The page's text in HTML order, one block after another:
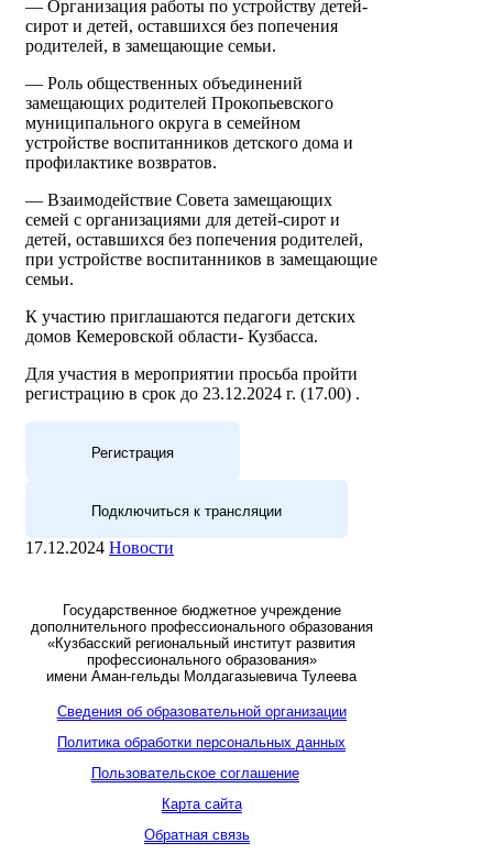
— Организация работы по устройству детей-
сирот и детей, оставшихся без попечения
родителей, в замещающие семьи.
— Роль общественных объединений
замещающих родителей Прокопьевского
муниципального округа в семейном
устройстве воспитанников детского дома и
профилактике возвратов.
— Взаимодействие Совета замещающих
семей с организациями для детей-сирот и
детей, оставшихся без попечения родителей,
при устройстве воспитанников в замещающие
семьи.
К участию приглашаются педагоги детских
домов Кемеровской области- Кузбасса.
Для участия в мероприятии просьба пройти
регистрацию в срок до 23.12.2024 г. (17.00) .
Регистрация
Подключиться к трансляции
17.12.2024 Новости
Государственное бюджетное учреждение
дополнительного профессионального образования
«Кузбасский региональный институт развития
профессионального образования»
имени Аман-гельды Молдагазыевича Тулеева
Сведения об образовательной организации
Политика обработки персональных данных
Пользовательское соглашение
Карта сайта
Обратная связь